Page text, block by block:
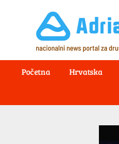
Početna Hrvatska